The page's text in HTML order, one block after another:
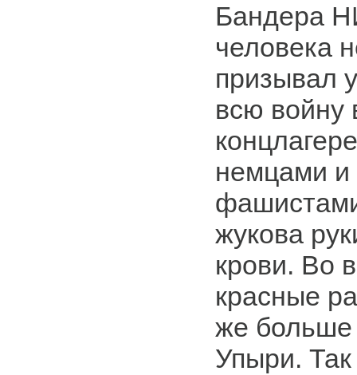
Бандера
человека
призывал
всю войну
немцами
жукова
крови. Во
красные
же
Упыри.